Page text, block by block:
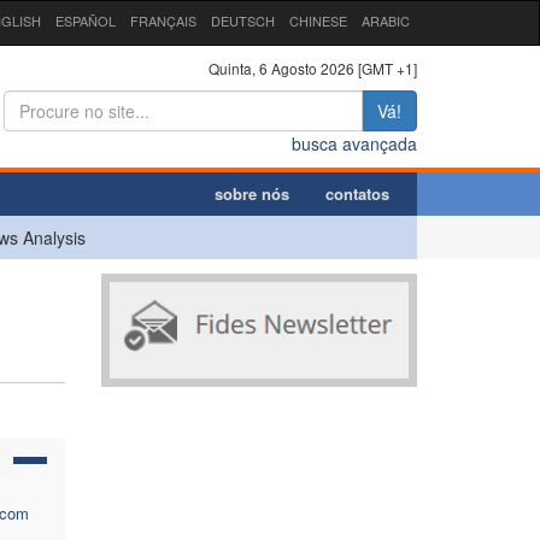
ESPAÑOL FRANÇAIS DEUTSCH CHINESE ARABIC
Quinta, 6 Agosto 2026 [GMT +1]
Vá!
busca avançada
sobre nós contatos
Analysis